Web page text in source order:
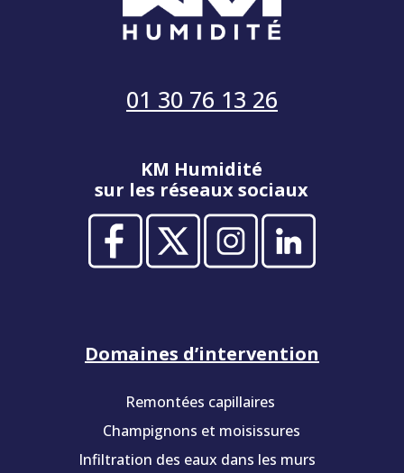
01 30 76 13 26
KM Humidité
sur les réseaux sociaux
Domaines d’intervention
Remontées capillaires
Champignons et moisissures
Infiltration des eaux dans les murs